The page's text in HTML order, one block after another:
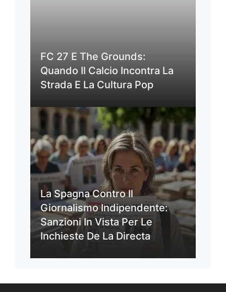
FC 27 E The Grounds:
Quando Il Calcio Incontra La
Strada E La Cultura Pop
La Spagna Contro Il
Giornalismo Indipendente:
Sanzioni In Vista Per Le
Inchieste De La Directa